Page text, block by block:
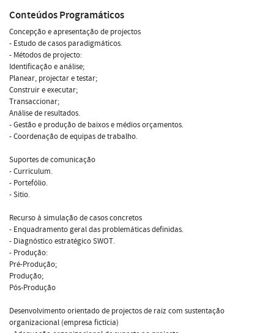
Conteúdos Programáticos
Concepção e apresentação de projectos
- Estudo de casos paradigmáticos.
- Métodos de projecto:
Identificação e análise;
Planear, projectar e testar;
Construir e executar;
Transaccionar;
Análise de resultados.
- Gestão e produção de baixos e médios orçamentos.
- Coordenação de equipas de trabalho.
Suportes de comunicação
- Curriculum.
- Portefólio.
- Sitio.
Recurso à simulação de casos concretos
- Enquadramento geral das problemáticas definidas.
- Diagnóstico estratégico SWOT.
- Produção:
Pré-Produção;
Produção;
Pós-Produção
Desenvolvimento orientado de projectos de raiz com sustentação
organizacional (empresa fictícia)